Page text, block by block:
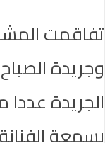
تفاقمت
وجريدة
الجريدة
بسمعة